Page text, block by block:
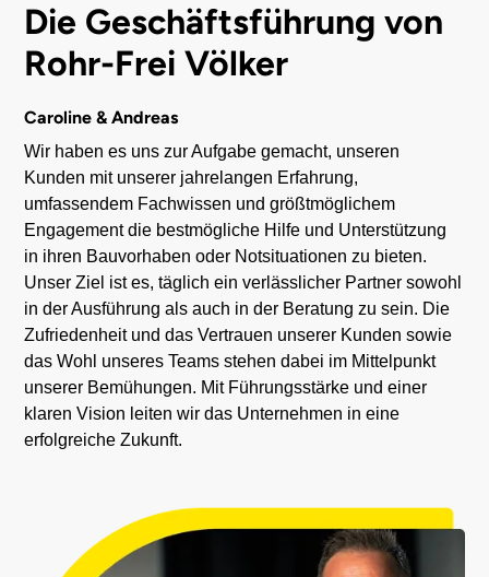
Die Geschäftsführung von
Rohr-Frei Völker
Caroline & Andreas
Wir haben es uns zur Aufgabe gemacht, unseren
Kunden mit unserer jahrelangen Erfahrung,
umfassendem Fachwissen und größtmöglichem
Engagement die bestmögliche Hilfe und Unterstützung
in ihren Bauvorhaben oder Notsituationen zu bieten.
Unser Ziel ist es, täglich ein verlässlicher Partner sowohl
in der Ausführung als auch in der Beratung zu sein. Die
Zufriedenheit und das Vertrauen unserer Kunden sowie
das Wohl unseres Teams stehen dabei im Mittelpunkt
unserer Bemühungen. Mit Führungsstärke und einer
klaren Vision leiten wir das Unternehmen in eine
erfolgreiche Zukunft.